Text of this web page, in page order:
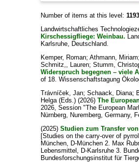
Number of items at this level:1193
Landwirtschaftliches
Kirschessigfliege: Weinbau.
Karlsruhe, Deutschland.
Kemper, Roman;Athmann, Miriam;
Schmitz,, Lauren;Stumm,
Widerspruch begegnen – viele
of 18. Wissenschaftstagung
Trávníček, Jan;Schaack, Diana;
Helga(Eds.) (2026)The
2026, Session "The European
Nürnberg, Nuremberg, Germany,
(2025)Studien zum Transfer
[Studies on the carry-over of
München, D-München 2. Max
Lebensmittel, D-Karlsruhe 3.
Bundesforschungsinstitut für